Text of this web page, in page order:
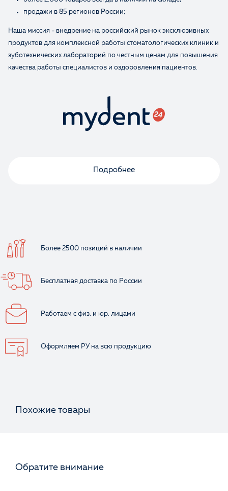
продажи в 85 регионов России;
Наша миссия - внедрение на российский рынок эксклюзивных
продуктов для комплексной работы стоматологических клиник и
зуботехнических лабораторий по честным ценам для повышения
качества работы специалистов и оздоровления пациентов.
Подробнее
Более 2500 позиций в наличии
Бесплатная доставка по России
Работаем с физ. и юр. лицами
Оформляем РУ на всю продукцию
Похожие товары
Обратите внимание